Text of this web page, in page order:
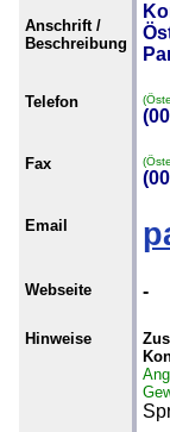
Anschrift /
Beschreibung
Telefon
Fax
Email
Webseite -
Hinweise